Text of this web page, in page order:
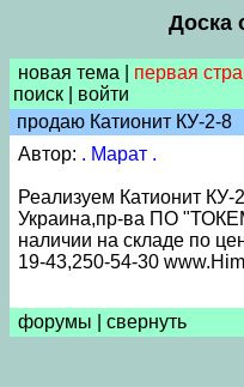
Доска
новая тема первая
поиск
войти
продаю Катионит КУ-2-8
Автор: . Марат .
Реализуем Катионит
Украина,пр-ва ПО
наличии на складе по
19-43,250-54-30
форумы свернуть